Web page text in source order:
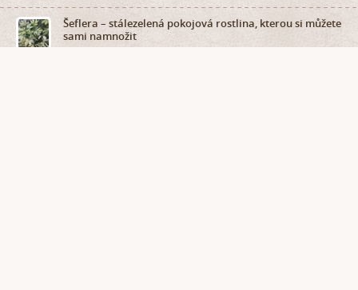
Šeflera – stálezelená pokojová rostlina, kterou si můžete
sami namnožit